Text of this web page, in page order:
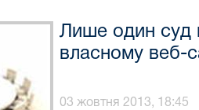
Лише один суд
власному веб-
03 жовтня 2013, 18:45